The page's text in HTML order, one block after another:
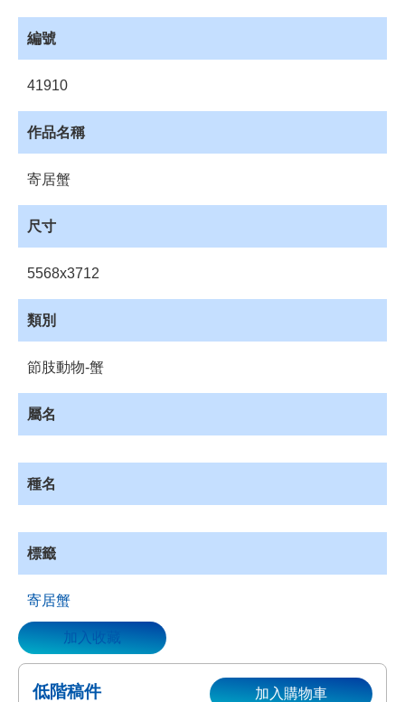
網
站
購
物
載
理
資
藏
編號
41910
作品名稱
寄居蟹
尺寸
5568x3712
類別
節肢動物-蟹
屬名
種名
標籤
寄居蟹
加入收藏
低階稿件 加入購物車